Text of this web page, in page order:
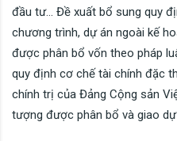
đầu tư… Đề xuất bổ sung quy
chương trình, dự án ngoài kế
được phân bổ vốn theo pháp
quy định cơ chế tài chính đặc
chính trị của Đảng Cộng sản
tượng được phân bổ và giao